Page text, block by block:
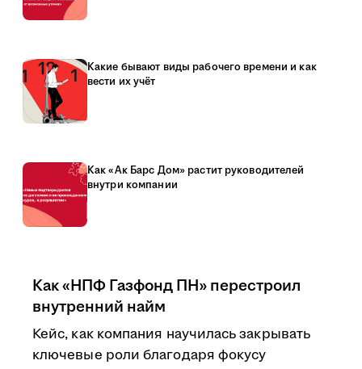
Какие бывают виды рабочего времени и как
вести их учёт
Как «Ак Барс Дом» растит руководителей
внутри компании
Как «НПФ Газфонд ПН» перестроил
внутренний найм
Кейс, как компания научилась закрывать
ключевые роли благодаря фокусу